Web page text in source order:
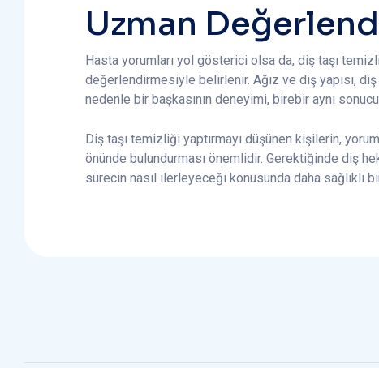
Uzman
Hasta yorumları yol gösterici olsa da, diş taşı
değerlendirmesiyle belirlenir. Ağız ve diş yapısı,
nedenle bir başkasının deneyimi, birebir aynı
Diş taşı temizliği yaptırmayı düşünen kişilerin,
önünde bulundurması önemlidir. Gerektiğinde diş
sürecin nasıl ilerleyeceği konusunda daha sağlıklı